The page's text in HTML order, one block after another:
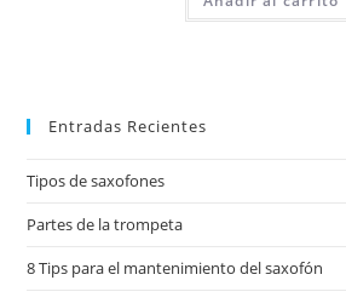
Entradas Recientes
Tipos de saxofones
Partes de la trompeta
8 Tips para el mantenimiento del saxofón